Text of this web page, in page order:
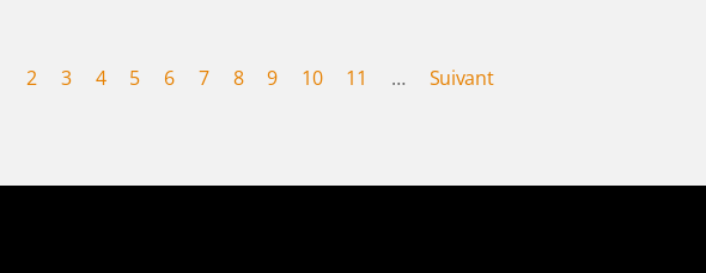
2 3 4 5 6 7 8 9 10 11 … Suivant